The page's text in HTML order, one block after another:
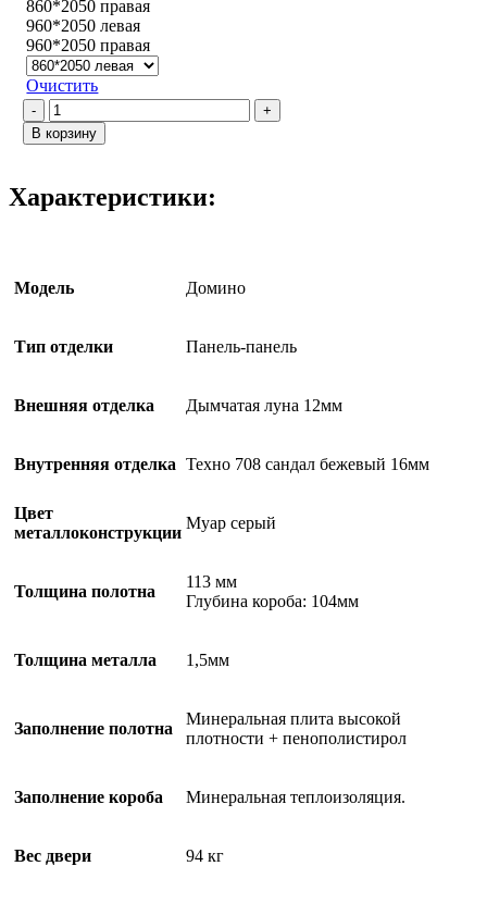
860*2050 правая
960*2050 левая
960*2050 правая
Очистить
Количество
товара
Домино
708
В корзину
Характеристики:
Модель Домино
Тип отделки Панель-панель
Внешняя отделка Дымчатая луна 12мм
Внутренняя отделка Техно 708 сандал бежевый 16мм
Цвет
металлоконструкции
Муар серый
Толщина полотна
113 мм
Глубина короба: 104мм
Толщина металла 1,5мм
Заполнение полотна
Минеральная плита высокой
плотности + пенополистирол
Заполнение короба Минеральная теплоизоляция.
Вес двери 94 кг